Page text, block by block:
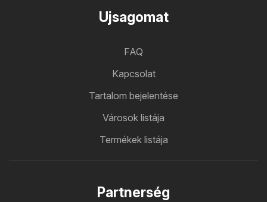
Ujsagomat
FAQ
Kapcsolat
Tartalom bejelentése
Városok listája
Termékek listája
Partnerség